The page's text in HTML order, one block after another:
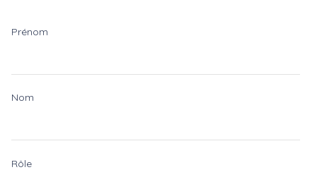
Prénom
Nom
Rôle